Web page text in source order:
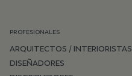
PROFESIONALES
ARQUITECTOS / INTERIORISTAS
DISEÑADORES